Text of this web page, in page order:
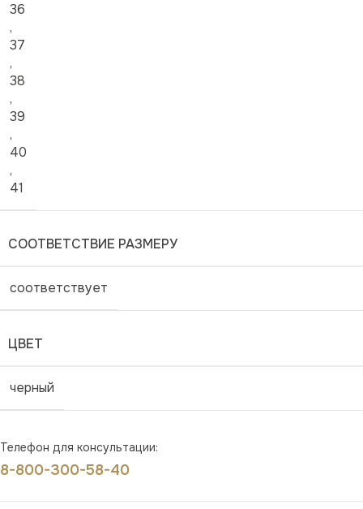
36
,
37
,
38
,
39
,
40
,
41
СООТВЕТСТВИЕ РАЗМЕРУ
соответствует
ЦВЕТ
черный
Телефон для консультации:
8-800-300-58-40